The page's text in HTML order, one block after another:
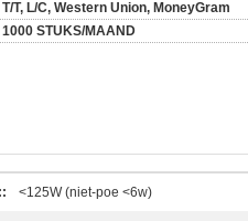
T/T, L/C, Western Union, MoneyGram
1000 STUKS/MAAND
<125W (niet-poe <6w)